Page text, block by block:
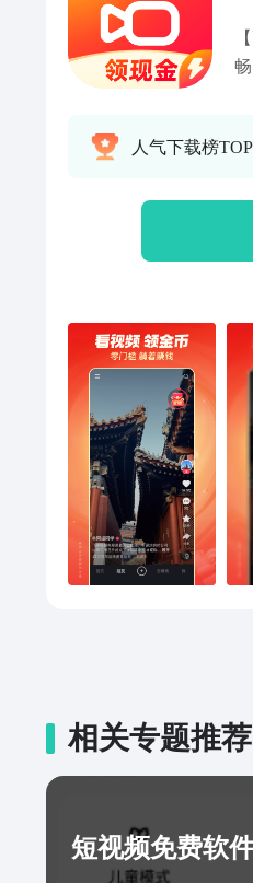
人气下载榜
相关专题推荐
短视频免费软